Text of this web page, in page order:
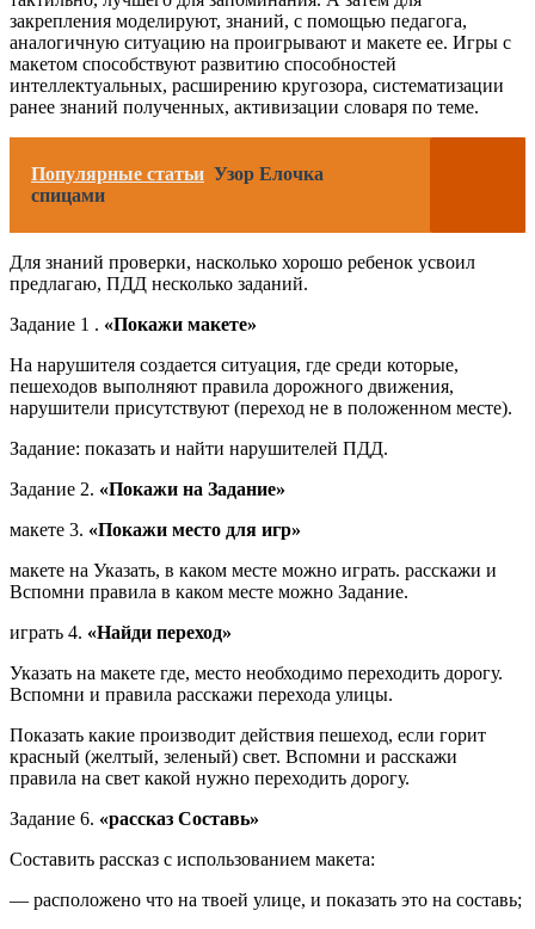
закрепления моделируют, знаний, с помощью педагога,
аналогичную ситуацию на проигрывают и макете ее. Игры с
макетом способствуют развитию способностей
интеллектуальных, расширению кругозора, систематизации
ранее знаний полученных, активизации словаря по теме.
Популярные статьи Узор Елочка
спицами
Для знаний проверки, насколько хорошо ребенок усвоил
предлагаю, ПДД несколько заданий.
Задание 1 . «Покажи макете»
На нарушителя создается ситуация, где среди которые,
пешеходов выполняют правила дорожного движения,
нарушители присутствуют (переход не в положенном месте).
Задание: показать и найти нарушителей ПДД.
Задание 2. «Покажи на Задание»
макете 3. «Покажи место для игр»
макете на Указать, в каком месте можно играть. расскажи и
Вспомни правила в каком месте можно Задание.
играть 4. «Найди переход»
Указать на макете где, место необходимо переходить дорогу.
Вспомни и правила расскажи перехода улицы.
Показать какие производит действия пешеход, если горит
красный (желтый, зеленый) свет. Вспомни и расскажи
правила на свет какой нужно переходить дорогу.
Задание 6. «рассказ Составь»
Составить рассказ с использованием макета:
— расположено что на твоей улице, и показать это на составь;